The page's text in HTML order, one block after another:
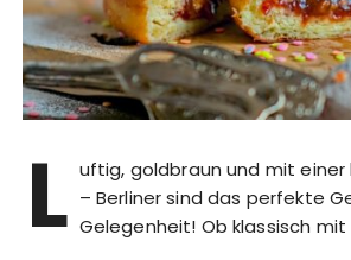
L uftig, goldbraun und mit einer
– Berliner sind das perfekte
Gelegenheit! Ob klassisch